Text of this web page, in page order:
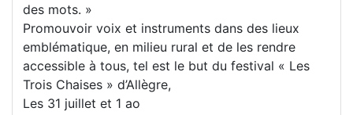
des mots. »
Promouvoir voix et instruments dans des lieux
emblématique, en milieu rural et de les rendre
accessible à tous, tel est le but du festival « Les
Trois Chaises » d’Allègre,
Les 31 juillet et 1 ao